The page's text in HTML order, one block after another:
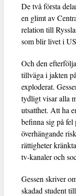
De två första
en glimt av
relation till
som blir livet i
Och den
tillväga i jakten
exploderat.
tydligt visar alla
utsatthet. Att ha
befinna sig på
överhängande
rättigheter
tv-kanaler och
Gessen skriver
skadad student